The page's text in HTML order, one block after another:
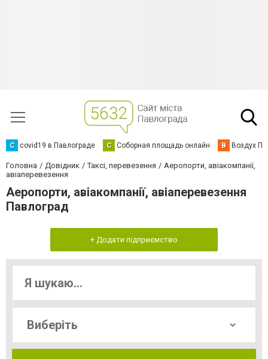
C covid19 в Павлограде С Соборная площадь онлайн В Воздух
Головна Довідник Таксі, перевезення
Аеропорти, авіакомпанії,
авіаперевезення
Аеропорти, авіакомпанії, авіаперевезення
Павлоград
+ Додати підприємство